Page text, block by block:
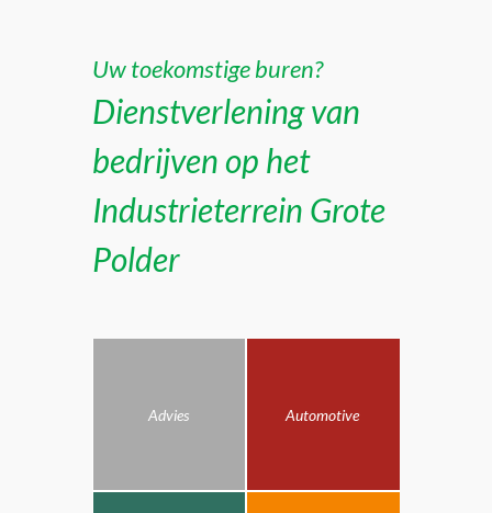
Uw toekomstige buren?
Dienstverlening van
bedrijven op het
Industrieterrein Grote
Polder
Advies Automotive